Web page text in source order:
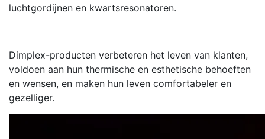
luchtgordijnen en kwartsresonatoren.
Dimplex-producten verbeteren het leven van klanten,
voldoen aan hun thermische en esthetische behoeften
en wensen, en maken hun leven comfortabeler en
gezelliger.